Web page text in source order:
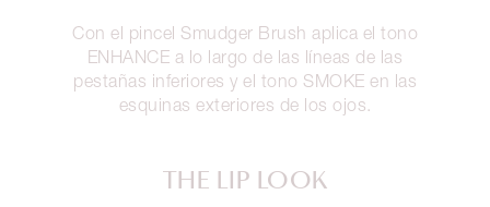
Con el pincel Smudger Brush aplica el tono
ENHANCE a lo largo de las líneas de las
pestañas inferiores y el tono SMOKE en las
esquinas exteriores de los ojos.
THE LIP LOOK